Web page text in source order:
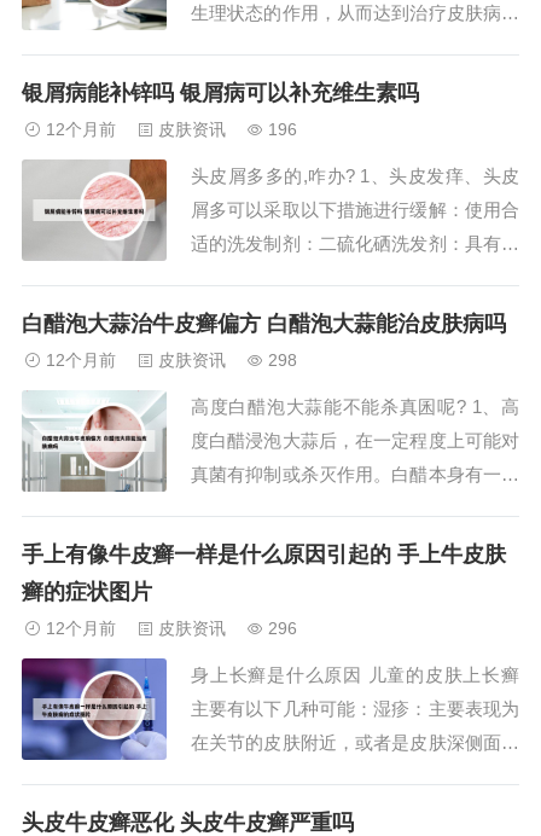
生理状态的作用，从而达到治疗皮肤病的
病。但其实这种原理也是不科学的。刺血
血，皮肤上会有梅花痕迹，而且很疼。
2、耳鸣，特别...
银屑病能补锌吗 银屑病可以补充维生素吗
12个月前 皮肤资讯 196
头皮屑多多的,咋办? 1、头皮发痒、头皮
屑多可以采取以下措施进行缓解：使用合
适的洗发制剂：二硫化硒洗发剂：具有抗
皮屑和缓解瘙痒。含硫磺的洗发剂：硫磺
抗真菌药物，能有效治疗由真菌引起的头
皮屑问题...
白醋泡大蒜治牛皮癣偏方 白醋泡大蒜能治皮肤病吗
12个月前 皮肤资讯 298
高度白醋泡大蒜能不能杀真囷呢? 1、高
度白醋浸泡大蒜后，在一定程度上可能对
真菌有抑制或杀灭作用。白醋本身有一定
浓度白醋的酸性更强，理论上可对真菌的
分真菌也有抑制作用。二者结合，可能增
强对真菌的...
手上有像牛皮癣一样是什么原因引起的 手上牛皮肤
癣的症状图片
12个月前 皮肤资讯 296
身上长癣是什么原因 儿童的皮肤上长癣
主要有以下几种可能：湿疹：主要表现为
在关节的皮肤附近，或者是皮肤深侧面出
皮和明显的痒感，孩子往往属于过敏性体
头皮牛皮癣恶化 头皮牛皮癣严重吗